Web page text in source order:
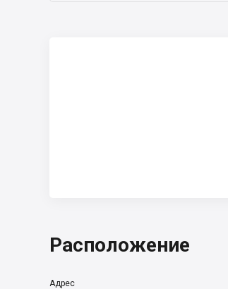
Расположение
Адрес